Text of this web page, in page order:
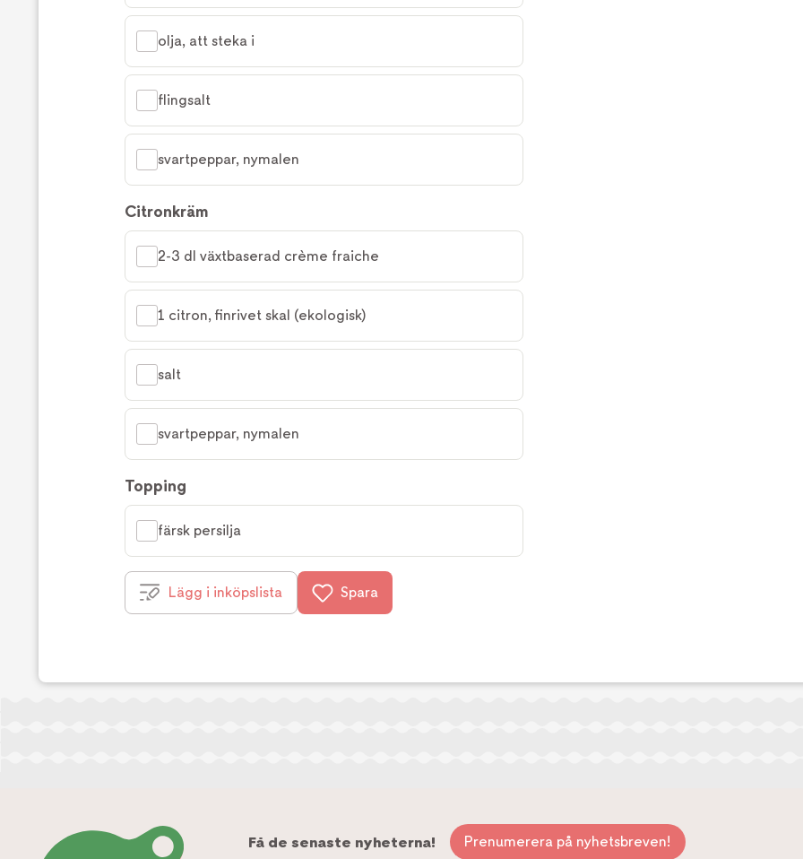
olja, att steka i
flingsalt
svartpeppar, nymalen
Citronkräm
2-3 dl växtbaserad crème fraiche
1 citron, finrivet skal (ekologisk)
salt
svartpeppar, nymalen
Topping
färsk persilja
Lägg i inköpslista Spara
Få de senaste nyheterna! Prenumerera på nyhetsbreven!